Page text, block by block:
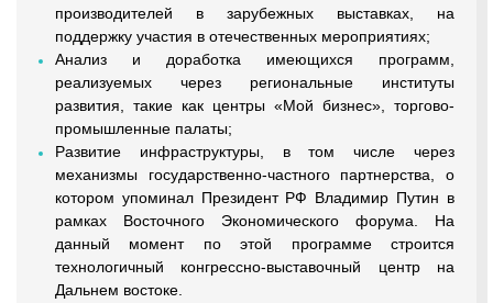
производителей в зарубежных выставках, на
поддержку участия в отечественных мероприятиях;
Анализ и доработка имеющихся программ,
реализуемых через региональные институты
развития, такие как центры «Мой бизнес», торгово-
промышленные палаты;
Развитие инфраструктуры, в том числе через
механизмы государственно-частного партнерства, о
котором упоминал Президент РФ Владимир Путин в
рамках Восточного Экономического форума. На
данный момент по этой программе строится
технологичный конгрессно-выставочный центр на
Дальнем востоке.